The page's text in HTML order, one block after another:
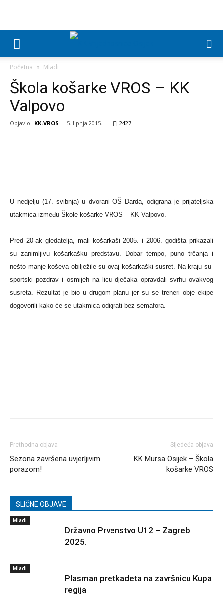
Početna Mladi
Škola košarke VROS – KK
Valpovo
Objavio: KK-VROS - 5. lipnja 2015. 2427
U nedjelju (17. svibnja) u dvorani OŠ Darda, odigrana je prijateljska
utakmica između Škole košarke VROS – KK Valpovo.
Pred 20-ak gledatelja, mali košarkaši 2005. i 2006. godišta prikazali
su zanimljivu košarkašku predstavu. Dobar tempo, puno trčanja i
nešto manje koševa obilježile su ovaj košarkaški susret. Na kraju su
sportski pozdrav i osmijeh na licu dječaka opravdali svrhu ovakvog
susreta. Rezultat je bio u drugom planu jer su se treneri obje ekipe
dogovorili kako će se utakmica odigrati bez semafora.
Prethodna objava
Sezona završena uvjerljivim
porazom!
Sljedeća objava
KK Mursa Osijek – Škola
košarke VROS
SLIČNE OBJAVE
Mladi
Državno Prvenstvo U12 – Zagreb
2025.
Mladi
Plasman pretkadeta na završnicu Kupa
regija